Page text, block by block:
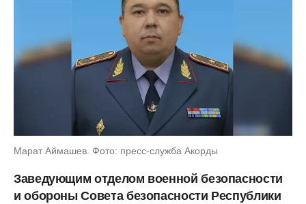
Марат Аймашев. Фото: пресс-служба Акорды
Заведующим отделом военной безопасности
и обороны Совета безопасности Республики